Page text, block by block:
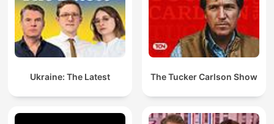
Ukraine: The Latest The Tucker Carlson Show